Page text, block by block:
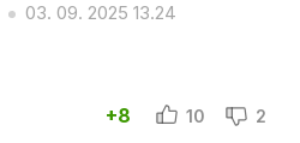
03. 09. 2025 13.24
+8 10 2